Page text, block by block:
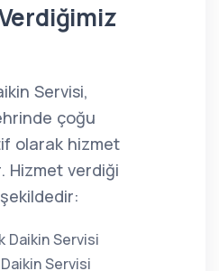
Servisi,
çoğu
olarak hizmet
Hizmet verdiği
Daikin Servisi
Servisi